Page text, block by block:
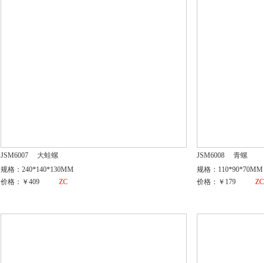
JSM6007
大蛙螺
规格：240*140*130MM
价格：￥409
ZC
JSM6008
青螺
规格：110*90*70MM
价格：￥179
ZC